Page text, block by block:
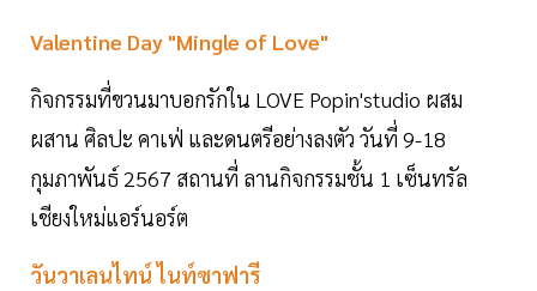
Valentine Day "Mingle of Love"
กิจกรรมที่ขวนมาบอกรักใน LOVE Popin'studio ผสม
ผสาน ศิลปะ คาเฟ่ และดนตรีอย่างลงตัว วันที่ 9-18
กุมภาพันธ์ 2567 สถานที่ ลานกิจกรรมชั้น 1 เซ็นทรัล
เชียงใหม่แอร์นอร์ต
วันวาเลนไทน์ ไนท์ซาฟารี